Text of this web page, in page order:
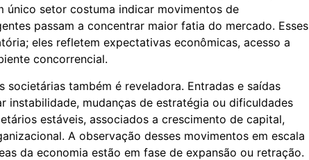
único setor costuma indicar movimentos de
passam a concentrar maior fatia do mercado. Esses
eles refletem expectativas econômicas, acesso a
concorrencial.
também é reveladora. Entradas e saídas
instabilidade, mudanças de estratégia ou dificuldades
estáveis, associados a crescimento de capital,
A observação desses movimentos em escala
da economia estão em fase de expansão ou retração.